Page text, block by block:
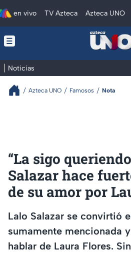
en vivo TV Azteca Azteca UNO
Noticias
Azteca UNO Famosos Nota
“La sigo
Salazar hace
de su amor por
Lalo Salazar se convirtió
sumamente mencionada
hablar de Laura Flores.